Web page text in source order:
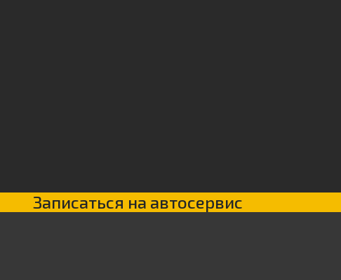
Записаться на автосервис